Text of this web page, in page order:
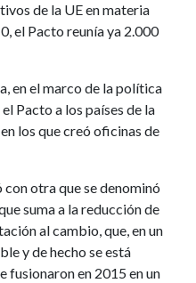
de la UE en materia
el Pacto reunía ya 2.000
en el marco de la política
Pacto a los países de la
los que creó oficinas de
otra que se denominó
suma a la reducción de
al cambio, que, en un
y de hecho se está
fusionaron en 2015 en un